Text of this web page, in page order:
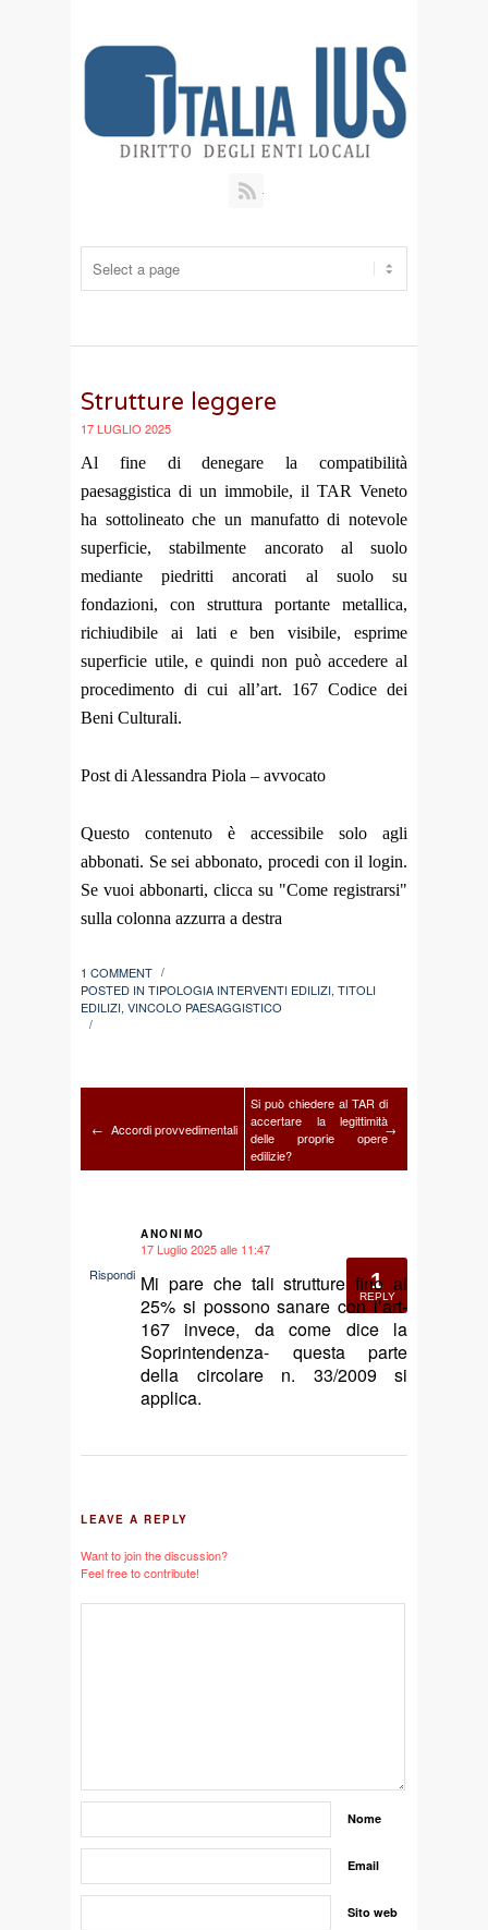
Strutture leggere
17 LUGLIO 2025
Al fine di denegare la compatibilità
paesaggistica di un immobile, il TAR Veneto
ha sottolineato che un manufatto di notevole
superficie, stabilmente ancorato al suolo
mediante piedritti ancorati al suolo su
fondazioni, con struttura portante metallica,
richiudibile ai lati e ben visibile, esprime
superficie utile, e quindi non può accedere al
procedimento di cui all’art. 167 Codice dei
Beni Culturali.
Post di Alessandra Piola – avvocato
Questo contenuto è accessibile solo agli
abbonati. Se sei abbonato, procedi con il login.
Se vuoi abbonarti, clicca su "Come registrarsi"
sulla colonna azzurra a destra
1 COMMENT /
POSTED IN TIPOLOGIA INTERVENTI EDILIZI,TITOLI
EDILIZI,VINCOLO PAESAGGISTICO
/
← Accordi provvedimentali
Si può chiedere al TAR di
accertare la legittimità
delle proprie opere
edilizie?
→
1
REPLY
ANONIMO
17 Luglio 2025 alle 11:47
Mi pare che tali strutture fino al
25% si possono sanare con l’art-
167 invece, da come dice la
Soprintendenza- questa parte
della circolare n. 33/2009 si
applica.
Rispondi
LEAVE A REPLY
Want to join the discussion?
Feel free to contribute!
Nome
Email
Sito web